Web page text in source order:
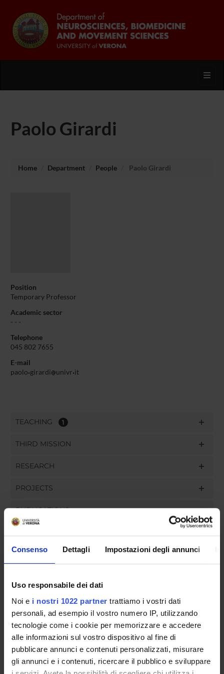
Consenso Dettagli Impostazioni degli annunci
Uso responsabile dei dati
Noi e i nostri 1022 partner trattiamo i vostri dati
personali, ad esempio il vostro numero IP, utilizzando
tecnologie come i cookie per memorizzare e accedere
alle informazioni sul vostro dispositivo al fine di
pubblicare annunci e contenuti personalizzati, misurare
gli annunci e i contenuti, ricercare il pubblico e sviluppare
Paolo Girardi
Home Department People Paolo Girardi
Position
Temporary Professor
Academic sector
- - -
Telephone
045 802 7655
E-mail
paolo girardi univr it
TEACHING 1
THIRD MISSION
RESEARCH
PROJECTS
PUBLICATIONS
ORGANISATION
GOVERNANCE
COMMITTEES
DEPARTMENT ADMINISTRATION OFFICES